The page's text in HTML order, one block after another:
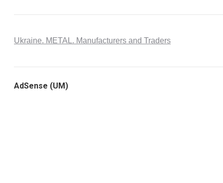
Ukraine. METAL. Manufacturers and Traders
AdSense (UM)